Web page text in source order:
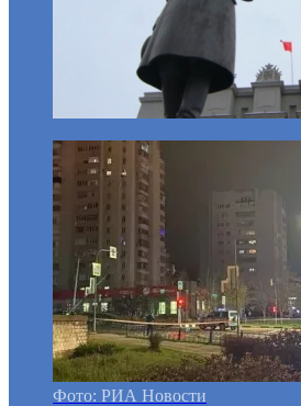
Фото: РИА Новости